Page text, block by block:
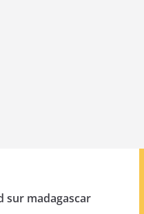
sur madagascar